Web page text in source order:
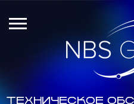
ТЕХНИЧЕСКОЕ